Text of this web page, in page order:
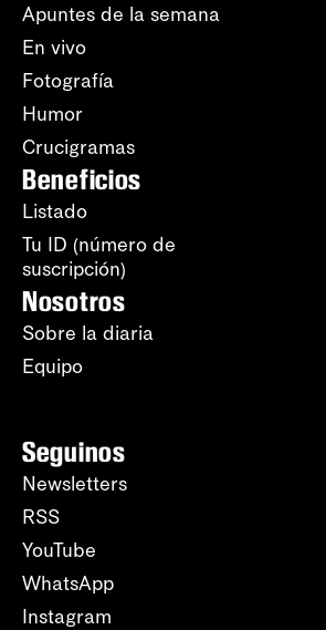
Apuntes de la semana
En vivo
Fotografía
Humor
Crucigramas
Beneficios
Listado
Tu ID (número de
suscripción)
Nosotros
Sobre la diaria
Equipo
Seguinos
Newsletters
RSS
YouTube
WhatsApp
Instagram